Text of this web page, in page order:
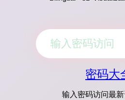
密码大
输入密码访问最